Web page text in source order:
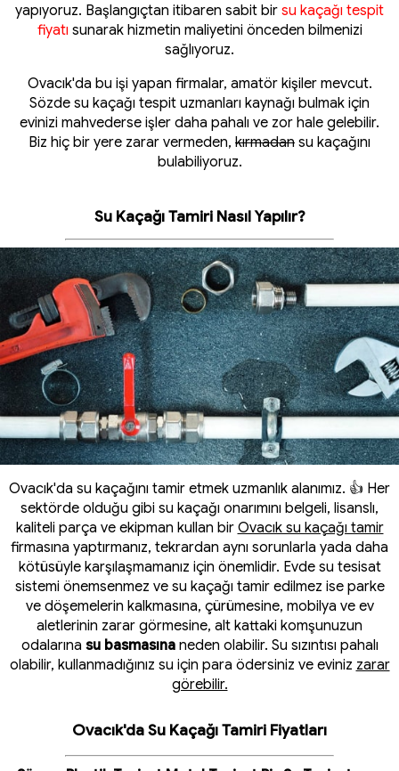
yapıyoruz. Başlangıçtan itibaren sabit bir su kaçağı tespit
fiyatı sunarak hizmetin maliyetini önceden bilmenizi
sağlıyoruz.
Ovacık'da bu işi yapan firmalar, amatör kişiler mevcut.
Sözde su kaçağı tespit uzmanları kaynağı bulmak için
evinizi mahvederse işler daha pahalı ve zor hale gelebilir.
Biz hiç bir yere zarar vermeden, kırmadan su kaçağını
bulabiliyoruz.
Su Kaçağı Tamiri Nasıl Yapılır?
Ovacık'da su kaçağını tamir etmek uzmanlık alanımız. 👍 Her
sektörde olduğu gibi su kaçağı onarımını belgeli, lisanslı,
kaliteli parça ve ekipman kullan bir Ovacık su kaçağı tamir
firmasına yaptırmanız, tekrardan aynı sorunlarla yada daha
kötüsüyle karşılaşmamanız için önemlidir. Evde su tesisat
sistemi önemsenmez ve su kaçağı tamir edilmez ise parke
ve döşemelerin kalkmasına, çürümesine, mobilya ve ev
aletlerinin zarar görmesine, alt kattaki komşunuzun
odalarına su basmasınaneden olabilir. Su sızıntısı pahalı
olabilir, kullanmadığınız su için para ödersiniz ve eviniz zarar
görebilir.
Ovacık'da Su Kaçağı Tamiri Fiyatları